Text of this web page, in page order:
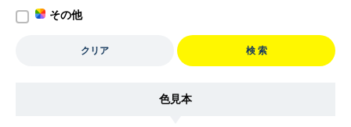
その他
クリア 検 索
色見本